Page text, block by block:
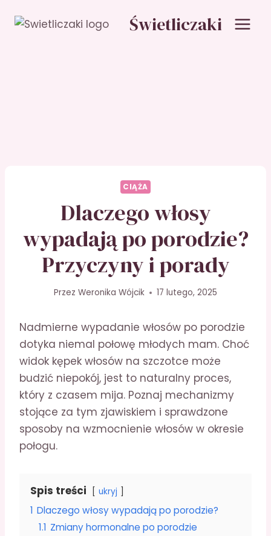
Świetliczaki
CIĄŻA
Dlaczego włosy
wypadają po porodzie?
Przyczyny i porady
Przez Weronika Wójcik 17 lutego, 2025
Nadmierne wypadanie włosów po porodzie
dotyka niemal połowę młodych mam. Choć
widok kępek włosów na szczotce może
budzić niepokój, jest to naturalny proces,
który z czasem mija. Poznaj mechanizmy
stojące za tym zjawiskiem i sprawdzone
sposoby na wzmocnienie włosów w okresie
połogu.
Spis treści ukryj
1 Dlaczego włosy wypadają po porodzie?
1.1 Zmiany hormonalne po porodzie